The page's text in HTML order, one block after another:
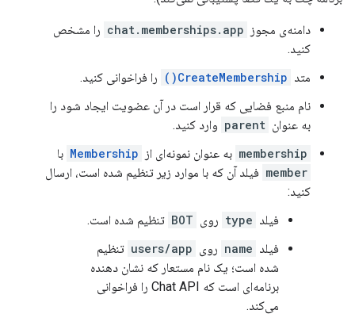
دامنه‌ی مجوز chat.memberships.app را مشخص
کنید.
متد CreateMembership()
را فراخوانی کنید.
نام منبع فضایی که قرار است در آن عضویت ایجاد شود را
به عنوان parent وارد کنید.
membership به عنوان نمونه‌ای از Membership با
member فیلد آن که با موارد زیر تنظیم شده است، ارسال
کنید:
فیلد type روی BOT تنظیم شده است.
فیلد name روی users/app تنظیم
شده است؛ یک نام مستعار که نشان دهنده
برنامه‌ای است که Chat API را فراخوانی
می‌کند.